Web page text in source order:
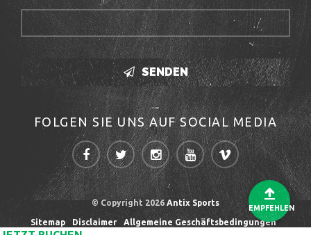
SENDEN
FOLGEN SIE UNS AUF SOCIAL MEDIA
© Copyright 2026 Antix Sports
Sitemap Disclaimer Allgemeine Geschäftsbedingungen
EMPFEHLEN